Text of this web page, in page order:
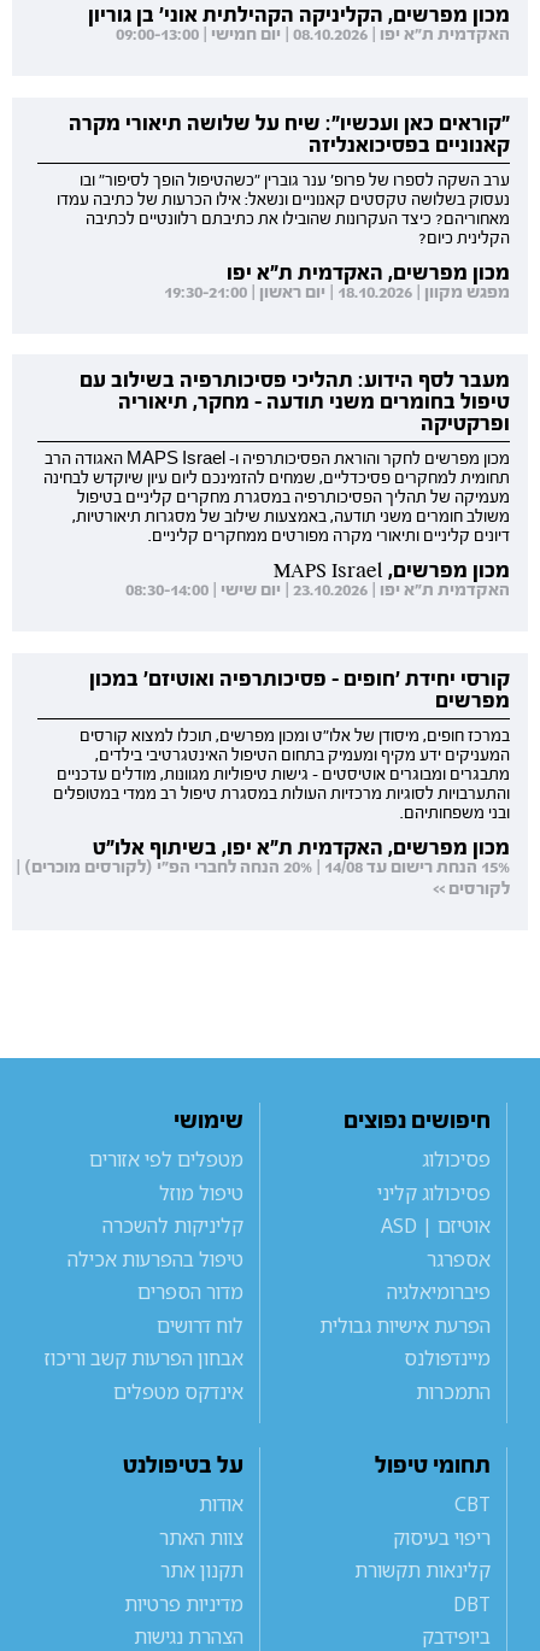
מכון מפרשים, הקליניקה הקהילתית אוני' בן גוריון
האקדמית ת"א יפו | 08.10.2026 | יום חמישי | 09:00-13:00
"קוראים כאן ועכשיו": שיח על שלושה תיאורי מקרה
קאנוניים בפסיכואנליזה
ערב השקה לספרו של פרופ' ענר גוברין "כשהטיפול הופך לסיפור" ובו
נעסוק בשלושה טקסטים קאנוניים ונשאל: אילו הכרעות של כתיבה עמדו
מאחוריהם? כיצד העקרונות שהובילו את כתיבתם רלוונטיים לכתיבה
הקלינית כיום?
מכון מפרשים, האקדמית ת"א יפו
מפגש מקוון | 18.10.2026 | יום ראשון | 19:30-21:00
מעבר לסף הידוע: תהליכי פסיכותרפיה בשילוב עם
טיפול בחומרים משני תודעה - מחקר, תיאוריה
ופרקטיקה
מכון מפרשים לחקר והוראת הפסיכותרפיה ו- MAPS Israel האגודה הרב
תחומית למחקרים פסיכדליים, שמחים להזמינכם ליום עיון שיוקדש לבחינה
מעמיקה של תהליך הפסיכותרפיה במסגרת מחקרים קליניים בטיפול
משולב חומרים משני תודעה, באמצעות שילוב של מסגרות תיאורטיות,
דיונים קליניים ותיאורי מקרה מפורטים ממחקרים קליניים.
מכון מפרשים, MAPS Israel
האקדמית ת"א יפו | 23.10.2026 | יום שישי | 08:30-14:00
קורסי יחידת 'חופים - פסיכותרפיה ואוטיזם' במכון
מפרשים
במרכז חופים, מיסודן של אלו"ט ומכון מפרשים, תוכלו למצוא קורסים
המעניקים ידע מקיף ומעמיק בתחום הטיפול האינטגרטיבי בילדים,
מתבגרים ומבוגרים אוטיסטים - גישות טיפוליות מגוונות, מודלים עדכניים
והתערבויות לסוגיות מרכזיות העולות במסגרת טיפול רב ממדי במטופלים
ובני משפחותיהם.
מכון מפרשים, האקדמית ת"א יפו, בשיתוף אלו"ט
15% הנחת רישום עד 14/08 | 20% הנחה לחברי הפ"י (לקורסים מוכרים) |
לקורסים >>
חיפושים נפוצים
פסיכולוג
פסיכולוג קליני
אוטיזם | ASD
אספרגר
פיברומיאלגיה
הפרעת אישיות גבולית
מיינדפולנס
התמכרות
שימושי
מטפלים לפי אזורים
טיפול מוזל
קליניקות להשכרה
טיפול בהפרעות אכילה
מדור הספרים
לוח דרושים
אבחון הפרעות קשב וריכוז
אינדקס מטפלים
תחומי טיפול
CBT
ריפוי בעיסוק
קלינאות תקשורת
DBT
ביופידבק
על בטיפולנט
אודות
צוות האתר
תקנון אתר
מדיניות פרטיות
הצהרת נגישות